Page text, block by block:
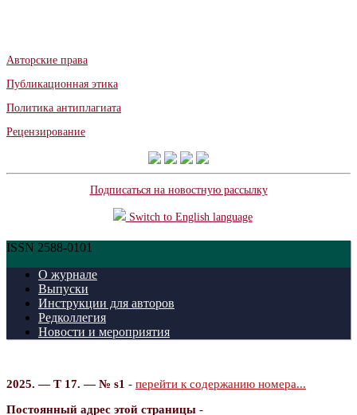
Авторские права
Публикационная этика
Политика антиплагиата
Рецензирование
Подписаться на новостную рассылку
Switch to English language
ISSN 2588-0101
О журнале
Выпуски
Инструкции для авторов
Редколлегия
Новости и мероприятия
2025. — Т 17. — № s1 - перейти к содержанию номера...
Постоянный адрес этой страницы -